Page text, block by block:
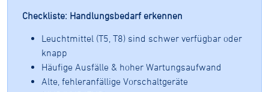
Checkliste: Handlungsbedarf erkennen
Leuchtmittel (T5, T8) sind schwer verfügbar oder
knapp
Häufige Ausfälle & hoher Wartungsaufwand
Alte, fehleranfällige Vorschaltgeräte